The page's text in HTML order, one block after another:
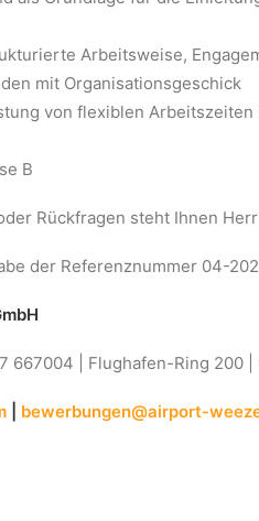
Arbeitsweise,
mit Organi­sa­tions­geschick
von flexiblen
B
Rückfragen steht Ihnen
der Referenznummer 04-
667004 | Flughafen-Ring 200 |
bewerbungen@airport-